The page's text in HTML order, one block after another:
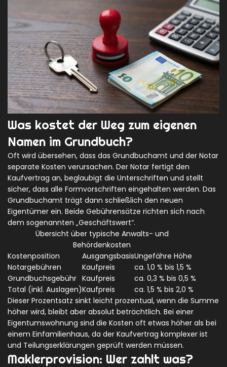
Was kostet der Weg zum eigenen
Namen im Grundbuch?
Oft wird übersehen, dass das Grundbuchamt und der Notar
separate Kosten verursachen. Der Notar fertigt den
Kaufvertrag an, beglaubigt die Unterschriften und stellt
sicher, dass alle Formvorschriften eingehalten werden. Das
Grundbuchamt trägt dann schließlich den neuen
Eigentümer ein. Beide Gebührensätze richten sich nach
dem sogenannten „Geschäftswert“.
Übersicht über typische Anwalts- und
Behördenkosten
Kostenposition
AusgangsbasisUngefähre Höhe
Notargebühren
Kaufpreis
ca. 1,0 % bis 1,5 %
Grundbuchsgebühr Kaufpreis
ca. 0,3 % bis 0,5 %
Total (inkl. Auslagen)Kaufpreis
ca. 1,5 % bis 2,0 %
Dieser Prozentsatz sinkt leicht prozentual, wenn die Summe
höher wird, bleibt aber absolut beträchtlich. Bei einer
Eigentumswohnung sind die Kosten oft etwas höher als bei
einem Einfamilienhaus, da der Kaufvertrag komplexer ist
und Teilungserklärungen geprüft werden müssen.
Maklerprovision: Wer zahlt was?